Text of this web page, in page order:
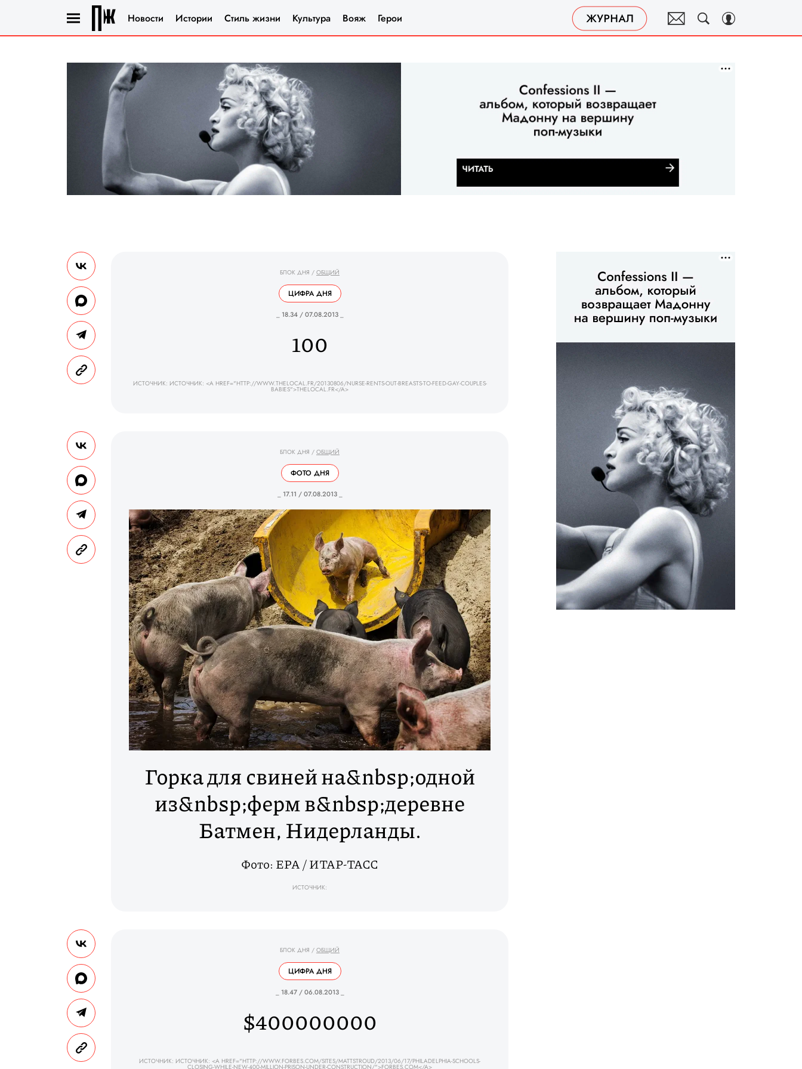
Новости Истории Стиль жизни Культура Вояж Герои
БЛОК ДНЯ / ОБЩИЙ
ЦИФРА ДНЯ
_ 18.34 / 07.08.2013 _
100
ИСТОЧНИК: ИСТОЧНИК: <A HREF="HTTP://WWW.THELOCAL.FR/20130806/NURSE-RENTS-OUT-BREASTS-TO-FEED-GAY-COUPLES-
BABIES">THELOCAL.FR</A>
БЛОК ДНЯ / ОБЩИЙ
ФОТО ДНЯ
_ 17.11 / 07.08.2013 _
Горка для свиней на&nbsp;одной
из&nbsp;ферм в&nbsp;деревне
Батмен, Нидерланды.
Фото: EPA / ИТАР-ТАСС
ИСТОЧНИК:
БЛОК ДНЯ / ОБЩИЙ
ЦИФРА ДНЯ
_ 18.47 / 06.08.2013 _
$400000000
ИСТОЧНИК: ИСТОЧНИК: <A HREF="HTTP://WWW.FORBES.COM/SITES/MATTSTROUD/2013/06/17/PHILADELPHIA-SCHOOLS-
CLOSING-WHILE-NEW-400-MILLION-PRISON-UNDER-CONSTRUCTION/">FORBES.COM</A>